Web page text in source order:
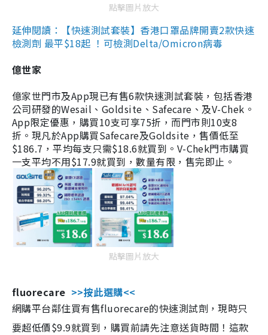
點擊圖片放大
延伸閱讀：【快速測試套裝】香港口罩品牌開賣2款快速
檢測劑 最平$18起 ！可檢測Delta/Omicron病毒
億世家
億家世門市及App現已有售6款快速測試套裝，包括香港
公司研發的Wesail、Goldsite、Safecare、及V-Chek。
App限定優惠，購買10支可享75折，而門市則10支8
折。現凡於App購買Safecare及Goldsite，售價低至
$186.7，平均每支只需$18.6就買到。V-Chek門市購買
一支平均不用$17.9就買到，數量有限，售完即止。
點擊圖片放大
fluorecare >>按此選購<<
網購平台鄰住買有售fluorecare的快速測試劑，現時只
要超低價$9.9就買到，購買前請先注意送貨時間！這款